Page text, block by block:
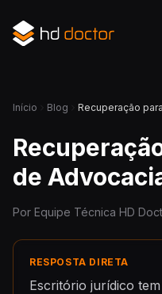
Início Blog Recuperação
de
Por Equipe Técnica HD
RESPOSTA DIRETA
Escritório jurídico